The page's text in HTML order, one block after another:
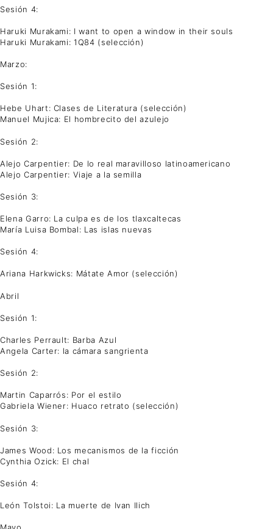
Sesión 4:
Haruki Murakami: I want to open a window in their souls
Haruki Murakami: 1Q84 (selección)
Marzo:
Sesión 1:
Hebe Uhart: Clases de Literatura (selección)
Manuel Mujica: El hombrecito del azulejo
Sesión 2:
Alejo Carpentier: De lo real maravilloso latinoamericano
Alejo Carpentier: Viaje a la semilla
Sesión 3:
Elena Garro: La culpa es de los tlaxcaltecas
María Luisa Bombal: Las islas nuevas
Sesión 4:
Ariana Harkwicks: Mátate Amor (selección)
Abril
Sesión 1:
Charles Perrault: Barba Azul
Angela Carter: la cámara sangrienta
Sesión 2:
Martin Caparrós: Por el estilo
Gabriela Wiener: Huaco retrato (selección)
Sesión 3:
James Wood: Los mecanismos de la ficción
Cynthia Ozick: El chal
Sesión 4:
León Tolstoi: La muerte de Ivan Ilich